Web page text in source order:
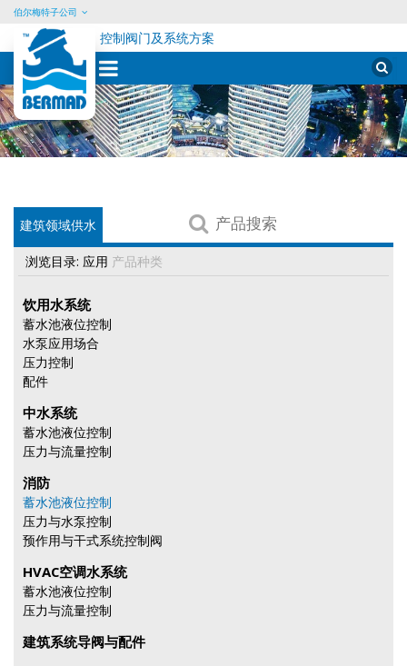
Skip
to
content
伯尔梅特子公司
控制阀门及系统方案
for:
产
品
搜
建筑领域供水
浏览目录: 应用 产品种类
饮用水系统
蓄水池液位控制
水泵应用场合
压力控制
配件
中水系统
蓄水池液位控制
压力与流量控制
消防
蓄水池液位控制
压力与水泵控制
预作用与干式系统控制阀
HVAC空调水系统
蓄水池液位控制
压力与流量控制
建筑系统导阀与配件